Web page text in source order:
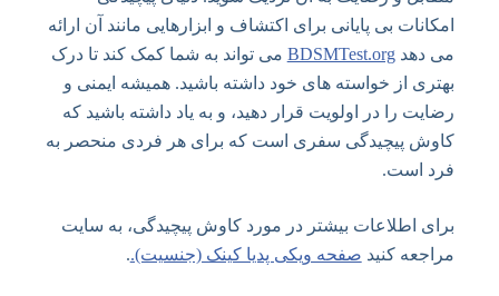
امکانات بی پایانی برای اکتشاف و ابزارهایی مانند آن ارائه
می دهدBDSMTest.org می تواند به شما کمک کند تا درک
بهتری از خواسته های خود داشته باشید. همیشه ایمنی و
رضایت را در اولویت قرار دهید، و به یاد داشته باشید که
کاوش پیچیدگی سفری است که برای هر فردی منحصر به
فرد است.
برای اطلاعات بیشتر در مورد کاوش پیچیدگی، به سایت
مراجعه کنید صفحه ویکی پدیا کینک (جنسیت)..